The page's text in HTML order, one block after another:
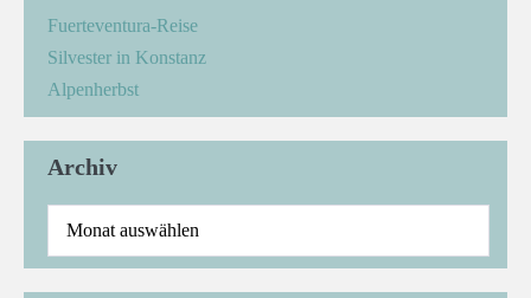
Fuerteventura-Reise
Silvester in Konstanz
Alpenherbst
Archiv